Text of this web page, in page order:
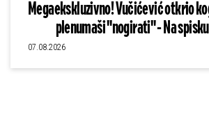
Megaekskluzivno! Vučićević otkrio
plenumaši "nogirati" - Na
07.08.2026